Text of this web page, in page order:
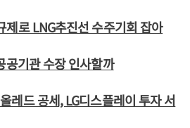
로 LNG추진선 수주기회 잡아
기관 수장 인사할까
레드 공세, LG디스플레이 투자 서